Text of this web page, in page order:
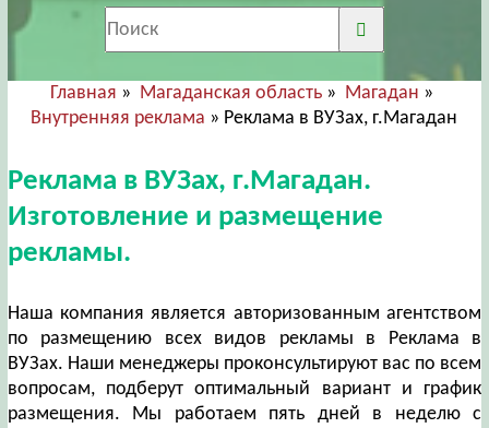
Главная » Магаданская область » Магадан »
Внутренняя реклама » Реклама в ВУЗах, г.Магадан
Реклама в ВУЗах, г.Магадан.
Изготовление и размещение
рекламы.
Наша компания является авторизованным агентством
по размещению всех видов рекламы в Реклама в
ВУЗах. Наши менеджеры проконсультируют вас по всем
вопросам, подберут оптимальный вариант и график
размещения. Мы работаем пять дней в неделю с